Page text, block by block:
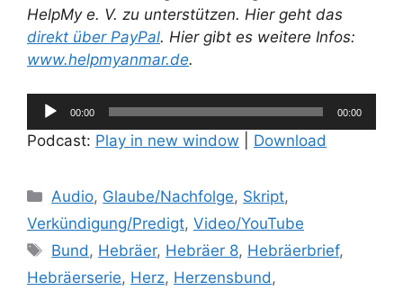
HelpMy e. V. zu unterstützen. Hier geht das
direkt über PayPal. Hier gibt es weitere Infos:
www.helpmyanmar.de.
Audio-
Player
00:00 00:00
Podcast: Play in new window Download
Kategorien
Audio, Glaube/Nachfolge, Skript,
Verkündigung/Predigt, Video/YouTube
Schlagwörter
Bund, Hebräer, Hebräer 8, Hebräerbrief,
Hebräerserie, Herz, Herzensbund,